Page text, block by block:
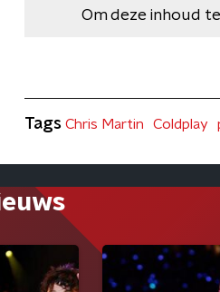
Om deze inhoud
Tags Chris Martin Coldplay